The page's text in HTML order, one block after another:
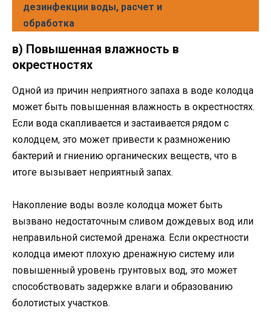
дезинфекции воды, расчет и
обработка
в) Повышенная влажность в
окрестностях
Одной из причин неприятного запаха в воде колодца
может быть повышенная влажность в окрестностях.
Если вода скапливается и застаивается рядом с
колодцем, это может привести к размножению
бактерий и гниению органических веществ, что в
итоге вызывает неприятный запах.
Накопление воды возле колодца может быть
вызвано недостаточным сливом дождевых вод или
неправильной системой дренажа. Если окрестности
колодца имеют плохую дренажную систему или
повышенный уровень грунтовых вод, это может
способствовать задержке влаги и образованию
болотистых участков.